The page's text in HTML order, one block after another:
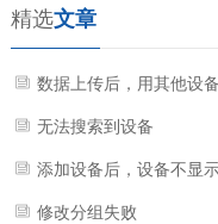
精选文章
数据上传后，用其他设
无法搜索到设备
添加设备后，设备不显
修改分组失败